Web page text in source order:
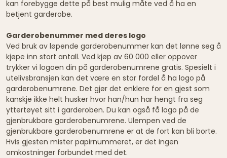
kan forebygge dette på best mulig måte ved å ha en
betjent garderobe.
Garderobenummer med deres logo
Ved bruk av løpende garderobenummer kan det lønne seg å
kjøpe inn stort antall. Ved kjøp av 60 000 eller oppover
trykker vi logoen din på garderobenumrene gratis. Spesielt i
utelivsbransjen kan det være en stor fordel å ha logo på
garderobenumrene. Det gjør det enklere for en gjest som
kanskje ikke helt husker hvor han/hun har hengt fra seg
yttertøyet sitt i garderoben. Du kan også få logo på de
gjenbrukbare garderobenumrene. Ulempen ved de
gjenbrukbare garderobenumrene er at de fort kan bli borte.
Hvis gjesten mister papirnummeret, er det ingen
omkostninger forbundet med det.